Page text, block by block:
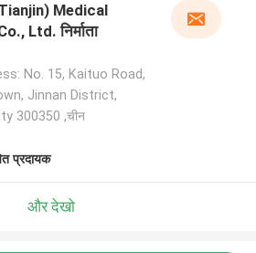
Medical
Ltd. निर्माता
No. 15, Kaituo Road,
Jinnan District,
300350 ,चीन
प्रदायक
और देखो